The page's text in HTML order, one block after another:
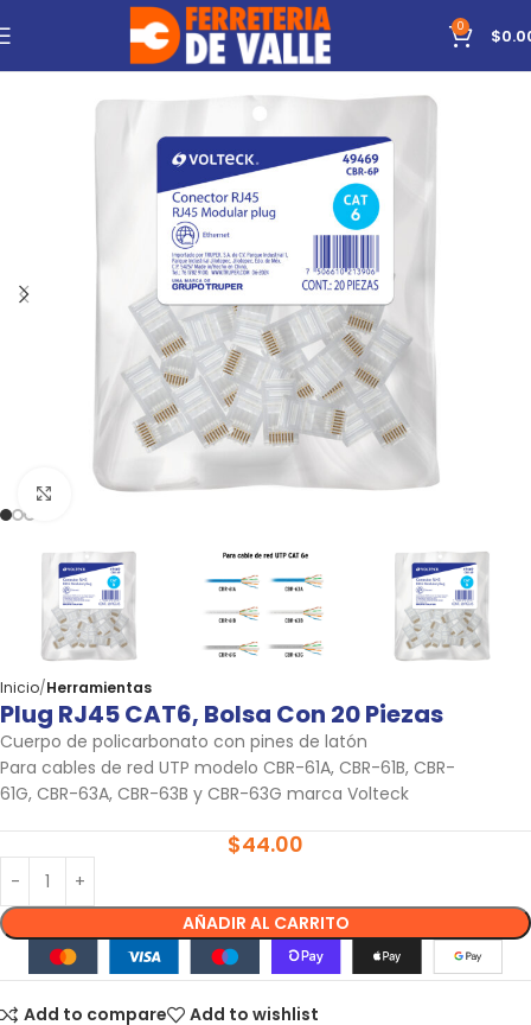
0 $
Click to enlarge
Inicio Herramientas
Plug RJ45 CAT6, Bolsa Con 20 Piezas
Cuerpo de policarbonato con pines de latón
Para cables de red UTP modelo CBR-61A, CBR-61B, CBR-
61G, CBR-63A, CBR-63B y CBR-63G marca Volteck
$44.00
AÑADIR AL CARRITO
Add to compare
Add to wishlist